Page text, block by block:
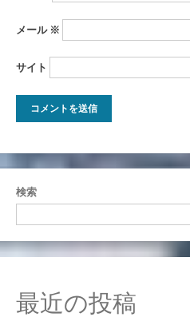
メール ※
サイト
検索
最近の投稿